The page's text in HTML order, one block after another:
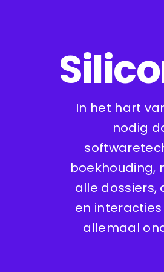
In het hart
nodig
boekhouding,
alle
en
allemaal